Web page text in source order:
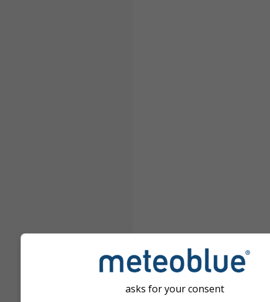
asks for your consent